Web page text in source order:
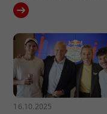
16.10.2025